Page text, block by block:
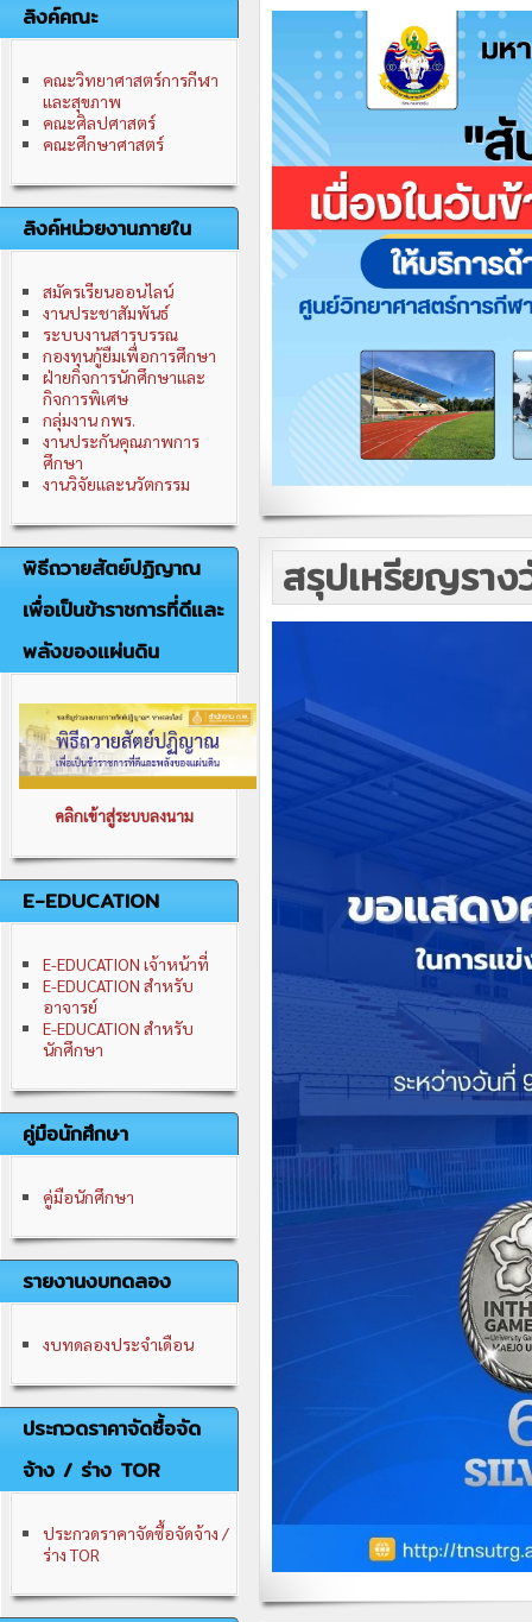
ลิงค์คณะ
คณะวิทยาศาสตร์การกีฬา
และสุขภาพ
คณะศิลปศาสตร์
คณะศึกษาศาสตร์
ลิงค์หน่วยงานภายใน
สมัครเรียนออนไลน์
งานประชาสัมพันธ์
ระบบงานสารบรรณ
กองทุนกู้ยืมเพื่อการศึกษา
ฝ่ายกิจการนักศึกษาและ
กิจการพิเศษ
กลุ่มงาน กพร.
งานประกันคุณภาพการ
ศึกษา
งานวิจัยและนวัตกรรม
พิธีถวายสัตย์ปฏิญาณ
เพื่อเป็นข้าราชการที่ดีและ
พลังของแผ่นดิน
คลิกเข้าสู่ระบบลงนาม
E-EDUCATION
E-EDUCATION เจ้าหน้าที่
E-EDUCATION สำหรับ
อาจารย์
E-EDUCATION สำหรับ
นักศึกษา
คู่มือนักศึกษา
คู่มือนักศึกษา
รายงานงบทดลอง
งบทดลองประจำเดือน
ประกวดราคาจัดซื้อจัด
จ้าง / ร่าง TOR
ประกวดราคาจัดซื้อจัดจ้าง /
ร่าง TOR
สรุปเหรียญรา